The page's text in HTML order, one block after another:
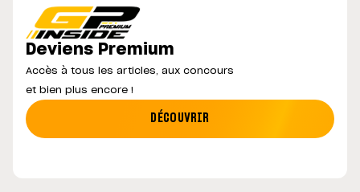
Deviens Premium
Accès à tous les articles, aux concours
et bien plus encore !
DÉCOUVRIR